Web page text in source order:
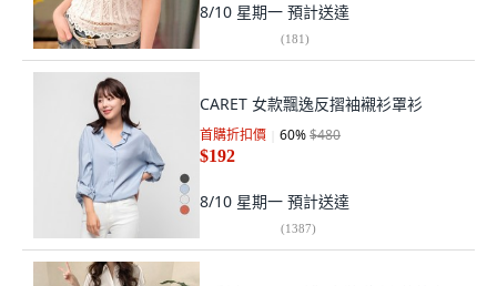
8/10 星期一 預計送達
(181)
CARET 女款飄逸反摺袖襯衫罩衫
首購折扣價 60%$480
$192
8/10 星期一 預計送達
(1387)